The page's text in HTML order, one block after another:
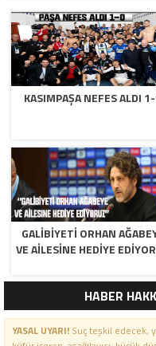
KASIMPAŞA NEFES ALDI
GALIBIYETI ORHAN
VE AILESINE HEDIYE
HABER
YASAL UYARI!Suç teşkil edecek,